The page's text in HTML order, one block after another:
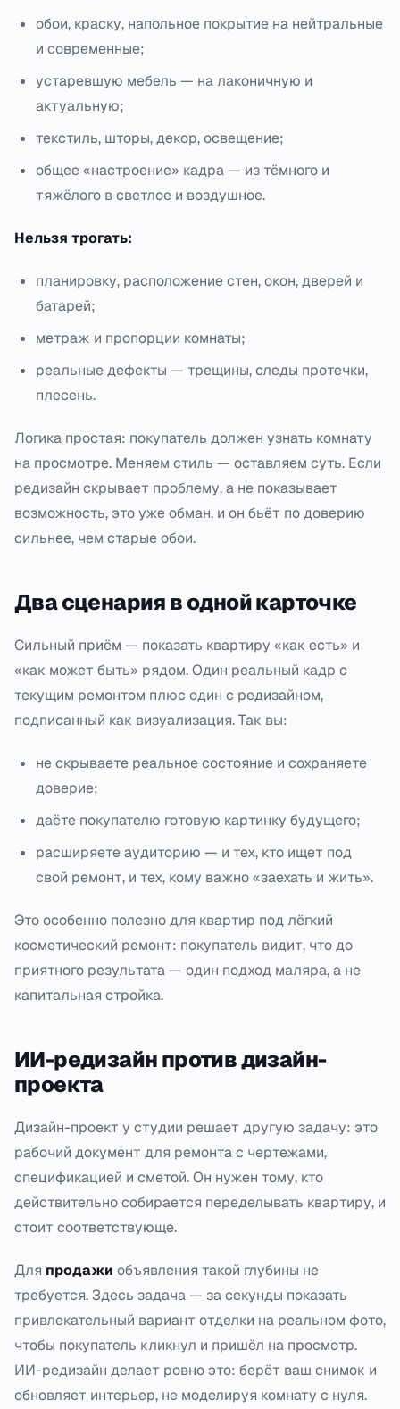
обои, краску, напольное покрытие на нейтральные
и современные;
устаревшую мебель — на лаконичную и
актуальную;
текстиль, шторы, декор, освещение;
общее «настроение» кадра — из тёмного и
тяжёлого в светлое и воздушное.
Нельзя трогать:
планировку, расположение стен, окон, дверей и
батарей;
метраж и пропорции комнаты;
реальные дефекты — трещины, следы протечки,
плесень.
Логика простая: покупатель должен узнать комнату
на просмотре. Меняем стиль — оставляем суть. Если
редизайн скрывает проблему, а не показывает
возможность, это уже обман, и он бьёт по доверию
сильнее, чем старые обои.
Два сценария в одной карточке
Сильный приём — показать квартиру «как есть» и
«как может быть» рядом. Один реальный кадр с
текущим ремонтом плюс один с редизайном,
подписанный как визуализация. Так вы:
не скрываете реальное состояние и сохраняете
доверие;
даёте покупателю готовую картинку будущего;
расширяете аудиторию — и тех, кто ищет под
свой ремонт, и тех, кому важно «заехать и жить».
Это особенно полезно для квартир под лёгкий
косметический ремонт: покупатель видит, что до
приятного результата — один подход маляра, а не
капитальная стройка.
ИИ-редизайн против дизайн-
проекта
Дизайн-проект у студии решает другую задачу: это
рабочий документ для ремонта с чертежами,
спецификацией и сметой. Он нужен тому, кто
действительно собирается переделывать квартиру, и
стоит соответствующе.
Для продажи объявления такой глубины не
требуется. Здесь задача — за секунды показать
привлекательный вариант отделки на реальном фото,
чтобы покупатель кликнул и пришёл на просмотр.
ИИ-редизайн делает ровно это: берёт ваш снимок и
обновляет интерьер, не моделируя комнату с нуля.